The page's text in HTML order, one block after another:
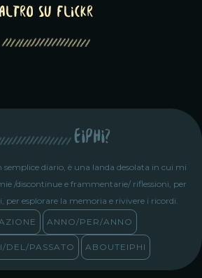
altro su Flickr
eiphi?
diario, è una landa desolata in cui mi
/discontinue e frammentarie/ riflessioni, per
per esplorare la memoria e rivivere i ricordi.
ANNO/PER/ANNO
DEL/PASSATO ABOUTEIPHI